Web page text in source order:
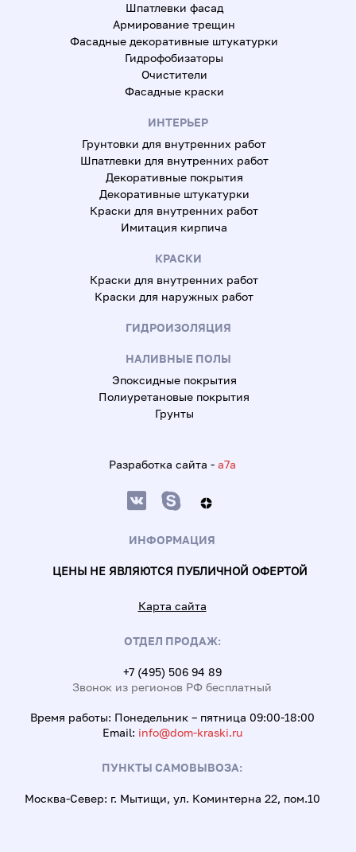
Шпатлевки фасад
Армирование трещин
Фасадные декоративные штукатурки
Гидрофобизаторы
Очистители
Фасадные краски
ИНТЕРЬЕР
Грунтовки для внутренних работ
Шпатлевки для внутренних работ
Декоративные покрытия
Декоративные штукатурки
Краски для внутренних работ
Имитация кирпича
КРАСКИ
Краски для внутренних работ
Краски для наружных работ
ГИДРОИЗОЛЯЦИЯ
НАЛИВНЫЕ ПОЛЫ
Эпоксидные покрытия
Полиуретановые покрытия
Грунты
Разработка сайта - a7a
ИНФОРМАЦИЯ
ЦЕНЫ НЕ ЯВЛЯЮТСЯ ПУБЛИЧНОЙ ОФЕРТОЙ
Карта сайта
ОТДЕЛ ПРОДАЖ:
+7 (495) 506 94 89
Звонок из регионов РФ бесплатный
Время работы: Понедельник – пятница 09:00-18:00
Email: info@dom-kraski.ru
ПУНКТЫ САМОВЫВОЗА:
Москва-Север: г. Мытищи, ул. Коминтерна 22, пом.10